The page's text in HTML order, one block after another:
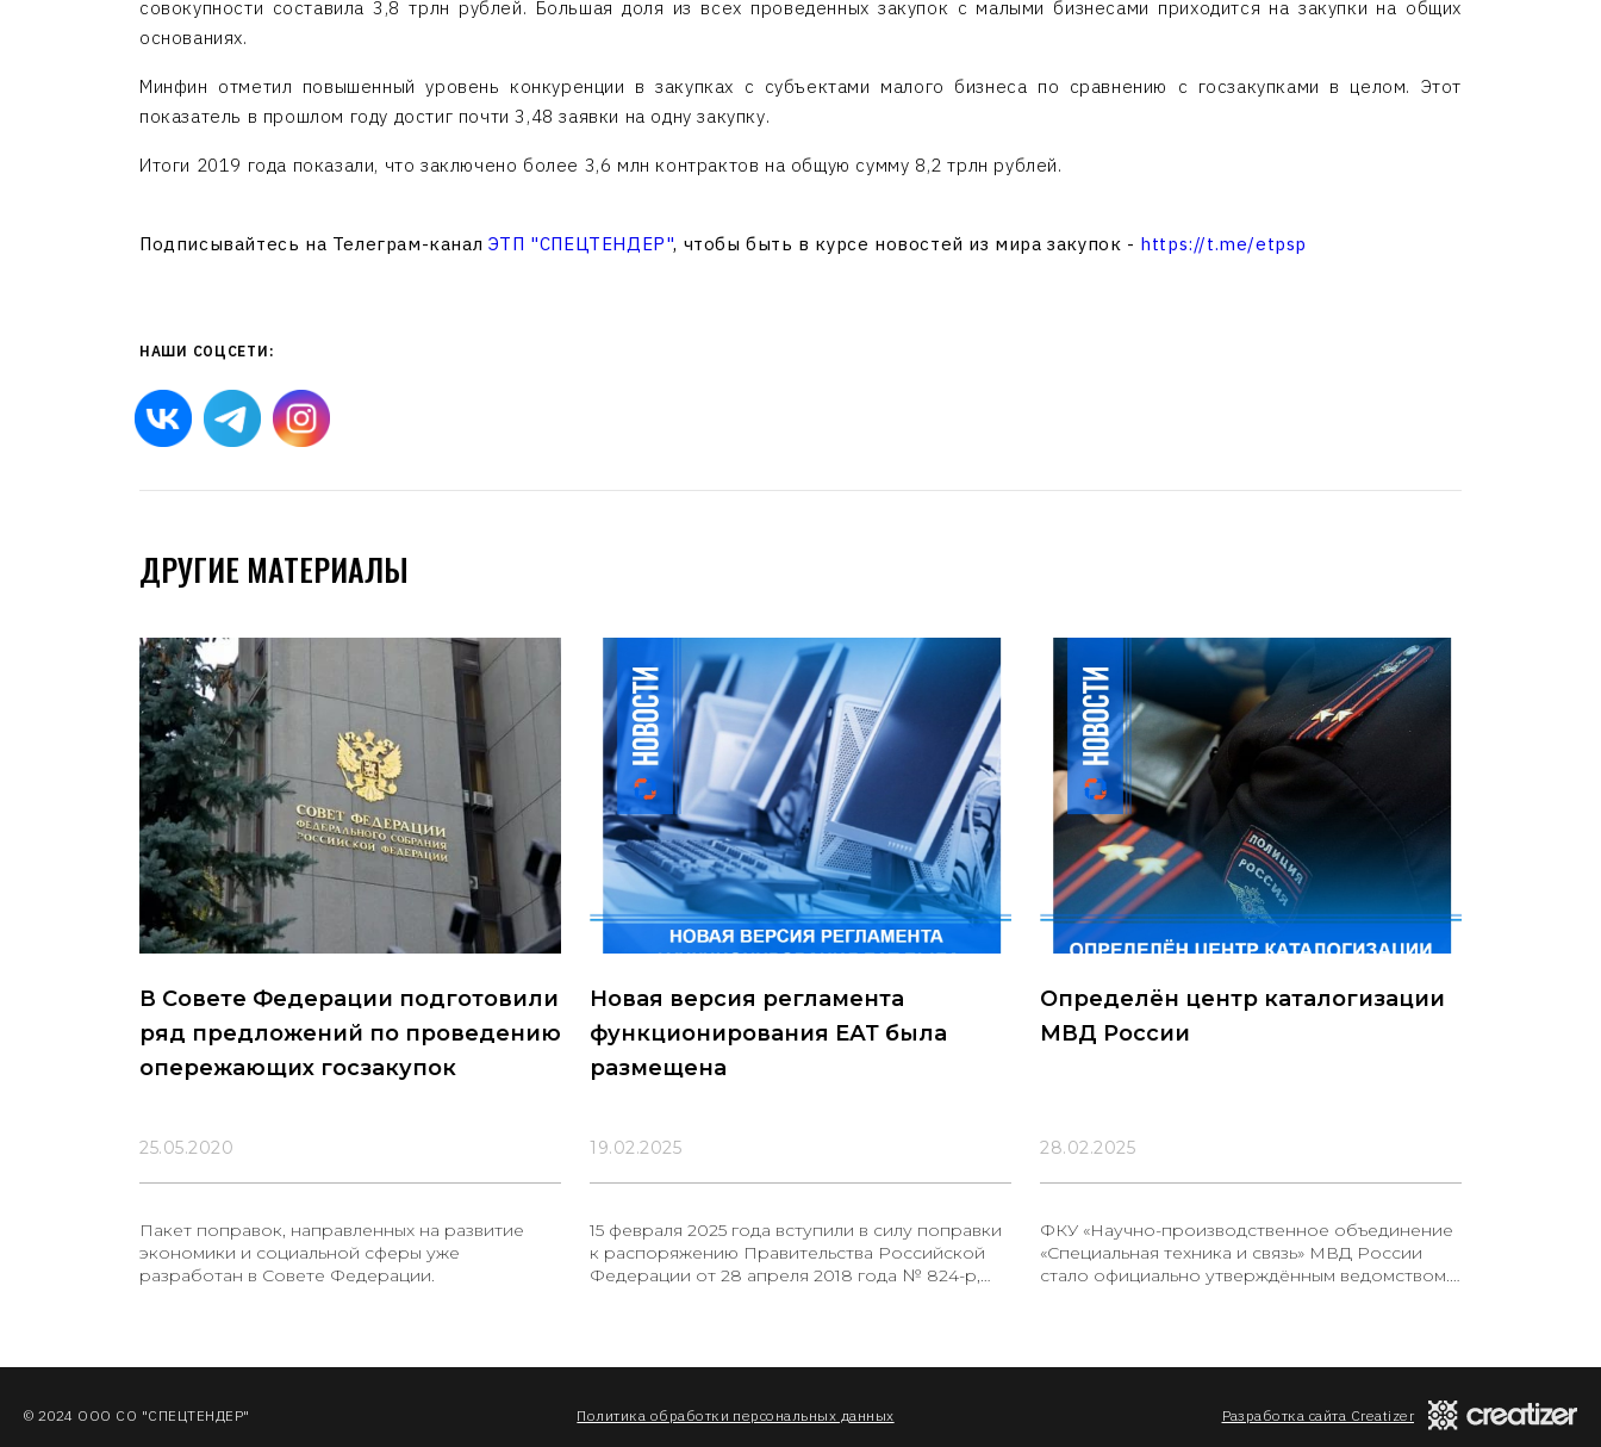
совокупности составила 3,8 трлн рублей. Большая доля из всех проведенных закупок с малыми бизнесами приходится на закупки на общих
основаниях.
Минфин отметил повышенный уровень конкуренции в закупках с субъектами малого бизнеса по сравнению с госзакупками в целом. Этот
показатель в прошлом году достиг почти 3,48 заявки на одну закупку.
Итоги 2019 года показали, что заключено более 3,6 млн контрактов на общую сумму 8,2 трлн рублей.
Подписывайтесь на Телеграм-канал ЭТП "СПЕЦТЕНДЕР", чтобы быть в курсе новостей из мира закупок - https://t.me/etpsp
НАШИ СОЦСЕТИ:
ДРУГИЕ МАТЕРИАЛЫ
В Совете Федерации подготовили
ряд предложений по проведению
опережающих госзакупок
25.05.2020
Пакет поправок, направленных на развитие
экономики и социальной сферы уже
разработан в Совете Федерации.
Новая версия регламента
функционирования ЕАТ была
размещена
19.02.2025
15 февраля 2025 года вступили в силу поправки
к распоряжению Правительства Российской
Федерации от 28 апреля 2018 года № 824-р,
Определён центр каталогизации
МВД России
28.02.2025
ФКУ «Научно-производственное объединение
«Специальная техника и связь» МВД России
стало официально утверждённым ведомством.
справочников, формировании перечней
описаний, а также в ведении и наполнении
© 2024 ООО СО "СПЕЦТЕНДЕР" Политика обработки персональных данных Разработка сайта Creatizer